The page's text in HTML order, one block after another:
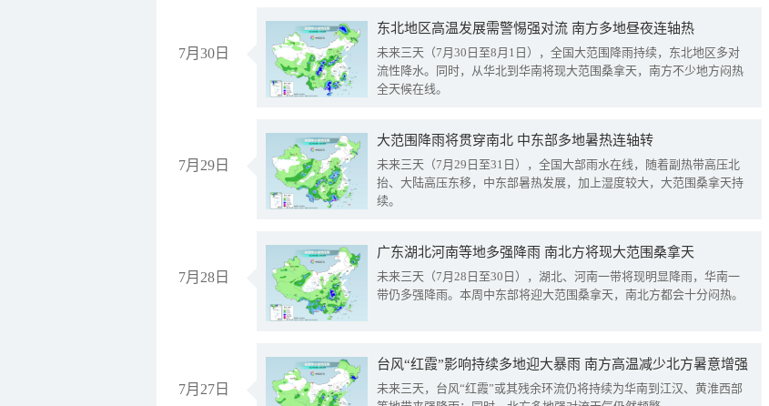
7月30日
东北地区高温发展需警惕强对流 南方多地昼夜连轴热
未来三天（7月30日至8月1日），全国大范围降雨持续，东北地区多对
流性降水。同时，从华北到华南将现大范围桑拿天，南方不少地方闷热
全天候在线。
7月29日
大范围降雨将贯穿南北 中东部多地暑热连轴转
未来三天（7月29日至31日），全国大部雨水在线，随着副热带高压北
抬、大陆高压东移，中东部暑热发展，加上湿度较大，大范围桑拿天持
续。
7月28日
广东湖北河南等地多强降雨 南北方将现大范围桑拿天
未来三天（7月28日至30日），湖北、河南一带将现明显降雨，华南一
带仍多强降雨。本周中东部将迎大范围桑拿天，南北方都会十分闷热。
7月27日
台风“红霞”影响持续多地迎大暴雨 南方高温减少北方暑意增强
未来三天，台风“红霞”或其残余环流仍将持续为华南到江汉、黄淮西部